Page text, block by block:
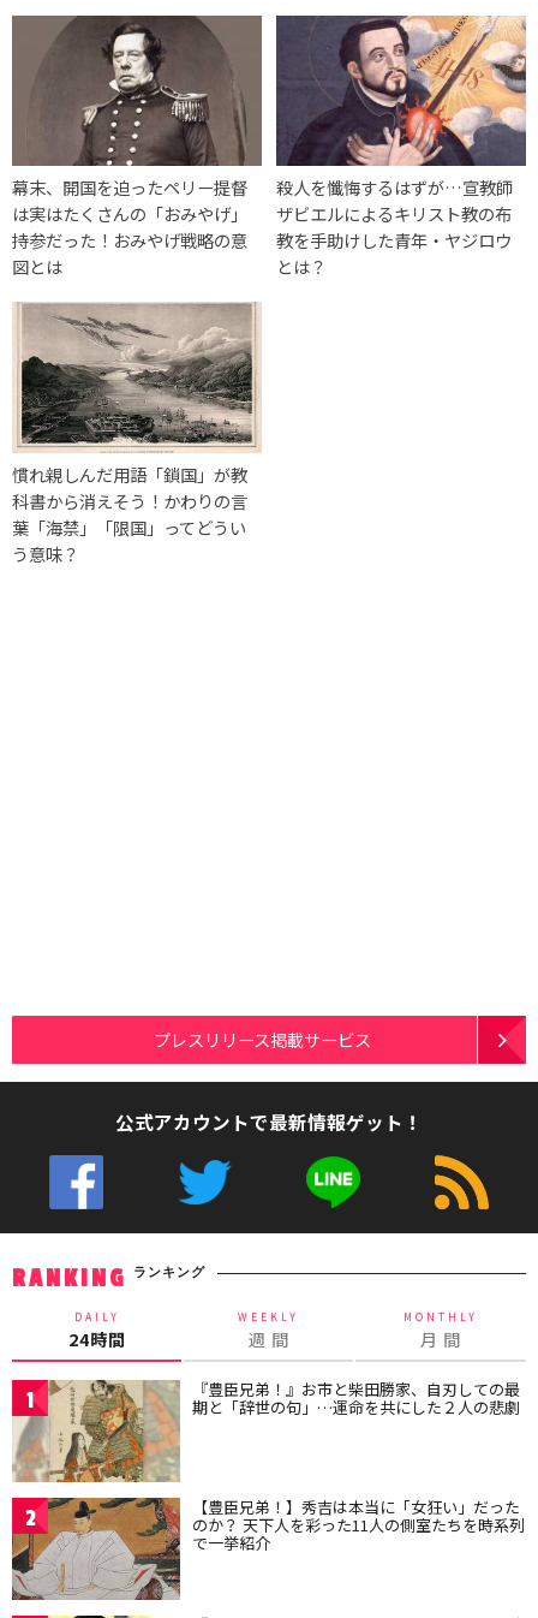
幕末、開国を迫ったペリー提督
は実はたくさんの「おみやげ」
持参だった！おみやげ戦略の意
図とは
殺人を懺悔するはずが…宣教師
ザビエルによるキリスト教の布
教を手助けした青年・ヤジロウ
とは？
慣れ親しんだ用語「鎖国」が教
科書から消えそう！かわりの言
葉「海禁」「限国」ってどうい
う意味？
プレスリリース掲載サービス
公式アカウントで最新情報ゲット！
RANKING ランキング
DAILY
24時間
WEEKLY
週 間
MONTHLY
月 間
1 『豊臣兄弟！』お市と柴田勝家、自刃しての最
期と「辞世の句」…運命を共にした２人の悲劇
2 【豊臣兄弟！】秀吉は本当に「女狂い」だった
のか？ 天下人を彩った11人の側室たちを時系列
で一挙紹介